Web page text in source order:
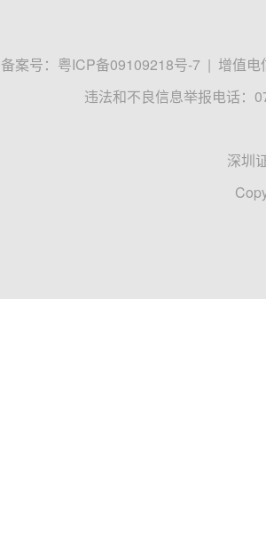
备案号： 粤ICP备09109218号-7 | 增值电
违法和不良信息举报电话：
深圳